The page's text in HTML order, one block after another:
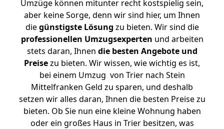
Umzüge können mitunter recht kostspielig sein,
aber keine Sorge, denn wir sind hier, um Ihnen
diegünstigste Lösung zu bieten. Wir sind die
professionellen Umzugsexperten und arbeiten
stets daran, Ihnen die besten Angebote und
Preisezu bieten. Wir wissen, wie wichtig es ist,
bei einem Umzug von Trier nach Stein
Mittelfranken Geld zu sparen, und deshalb
setzen wir alles daran, Ihnen die besten Preise zu
bieten. Ob Sie nun eine kleine Wohnung haben
oder ein großes Haus in Trier besitzen, was